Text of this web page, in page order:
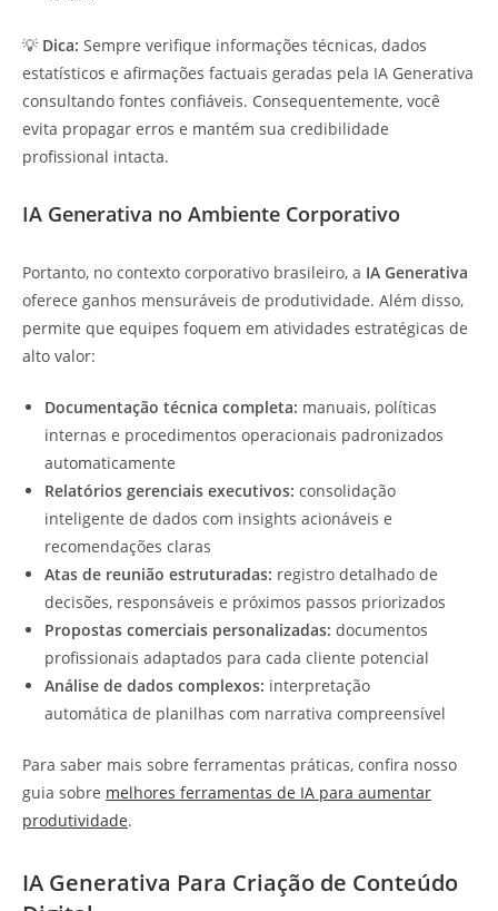
💡 Dica: Sempre verifique informações técnicas, dados
estatísticos e afirmações factuais geradas pela IA Generativa
consultando fontes confiáveis. Consequentemente, você
evita propagar erros e mantém sua credibilidade
profissional intacta.
IA Generativa no Ambiente Corporativo
Portanto, no contexto corporativo brasileiro, a IA Generativa
oferece ganhos mensuráveis de produtividade. Além disso,
permite que equipes foquem em atividades estratégicas de
alto valor:
Documentação técnica completa: manuais, políticas
internas e procedimentos operacionais padronizados
automaticamente
Relatórios gerenciais executivos: consolidação
inteligente de dados com insights acionáveis e
recomendações claras
Atas de reunião estruturadas: registro detalhado de
decisões, responsáveis e próximos passos priorizados
Propostas comerciais personalizadas: documentos
profissionais adaptados para cada cliente potencial
Análise de dados complexos: interpretação
automática de planilhas com narrativa compreensível
Para saber mais sobre ferramentas práticas, confira nosso
guia sobre melhores ferramentas de IA para aumentar
produtividade.
IA Generativa Para Criação de Conteúdo